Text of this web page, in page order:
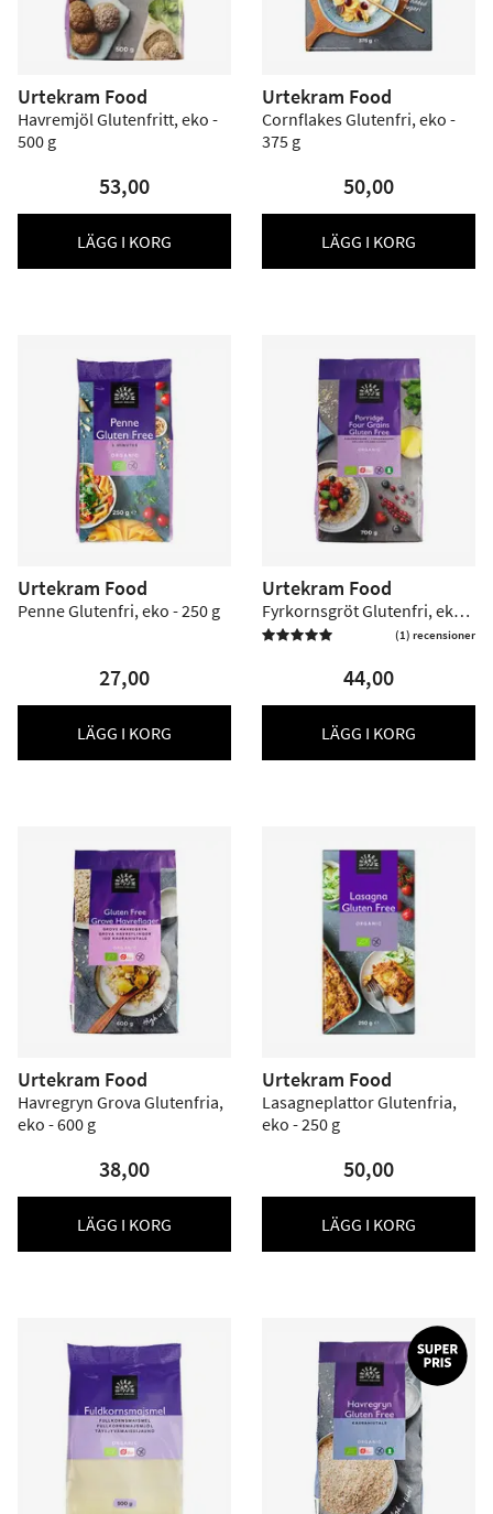
Urtekram Food
Havremjöl Glutenfritt, eko -
500 g
53,00
LÄGG I KORG
Urtekram Food
Cornflakes Glutenfri, eko -
375 g
50,00
LÄGG I KORG
Urtekram Food
Penne Glutenfri, eko - 250 g
27,00
LÄGG I KORG
Urtekram Food
Fyrkornsgröt Glutenfri, eko -
700 g
 (1) recensioner
44,00
LÄGG I KORG
Urtekram Food
Havregryn Grova Glutenfria,
eko - 600 g
38,00
LÄGG I KORG
Urtekram Food
Lasagneplattor Glutenfria,
eko - 250 g
50,00
LÄGG I KORG